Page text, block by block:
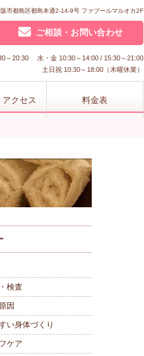
市都島区都島本通2-14-9号 ファブールマルオカ2F
ご相談・お問い合わせ
～20:30 水・金 10:30～14:00 / 15:30～21:00
土日祝 10:30～18:00（木曜休業）
アクセス 料金表
検査
因
い身体づくり
ケア